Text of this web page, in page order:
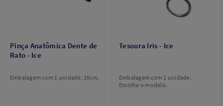
Pinça Anatômica Dente de
Rato - Ice
Embalagem com 1 unidade. 16cm.
Tesoura Iris - Ice
Embalagem com 1 unidade.
Escolha o modelo.